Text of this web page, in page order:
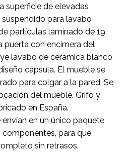
superficie de elevadas
para lavabo
partículas laminado de 19
puerta con encimera del
lavabo de cerámica blanco
cápsula. El mueble se
para colgar a la pared. Se
del mueble. Grifo y
en España.
en un único paquete
para que
sin retrasos.